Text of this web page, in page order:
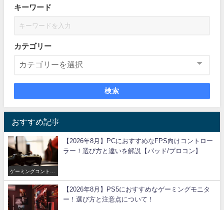
キーワード
カテゴリー
検索
おすすめ記事
ゲーミングコントロ
【2026年8月】PCにおすすめなFPS向けコントロー
ラー！選び方と違いを解説【パッド/プロコン】
【2026年8月】PS5におすすめなゲーミングモニタ
ー！選び方と注意点について！